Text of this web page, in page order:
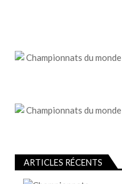
o
e
ARTICLES RÉCENTS